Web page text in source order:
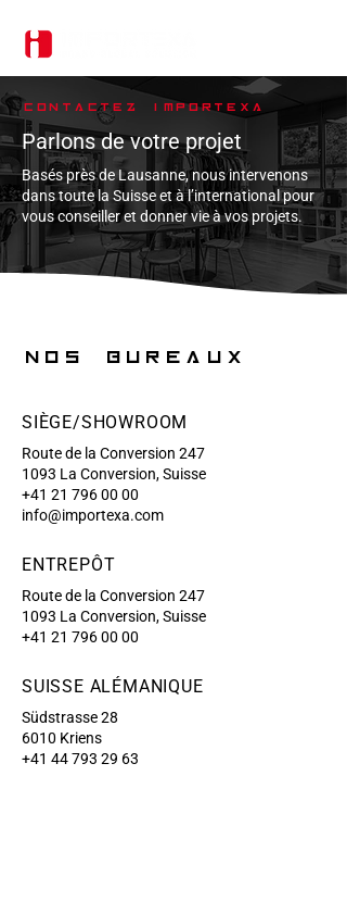
CONTACTEZ IMPORTEXA
Parlons de votre projet
Basés près de Lausanne, nous intervenons
dans toute la Suisse et à l’international pour
vous conseiller et donner vie à vos projets.
Nos bureaux
SIÈGE/SHOWROOM
Route de la Conversion 247
1093 La Conversion, Suisse
+41 21 796 00 00
info@importexa.com
ENTREPÔT
Route de la Conversion 247
1093 La Conversion, Suisse
+41 21 796 00 00
SUISSE ALÉMANIQUE
Südstrasse 28
6010 Kriens
+41 44 793 29 63